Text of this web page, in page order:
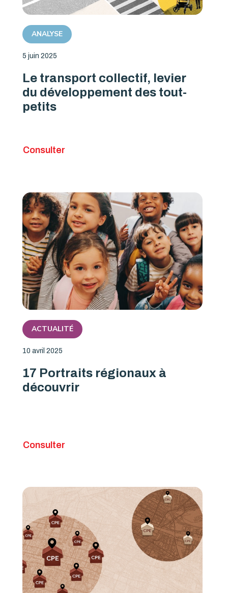
ANALYSE
5 juin 2025
Le transport collectif, levier
du développement des tout-
petits
Consulter
ACTUALITÉ
10 avril 2025
17 Portraits régionaux à
découvrir
Consulter